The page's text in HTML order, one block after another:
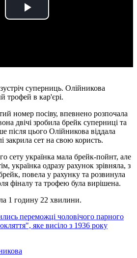
Play
суперниць. Олійникова
трофей в кар'єрі.
номер посіву, впевнено розпочала
двічі зробила брейк суперниці та
після цього Олійникова віддала
закрила сет на свою користь.
сету українка мала брейк-пойнт, але
українка одразу рахунок зрівняла, з
повела у рахунку та розвинула
фіналу та трофею була вирішена.
1 годину 22 хвилини.
переможці чоловічого парного
яке висіло з 1936 року